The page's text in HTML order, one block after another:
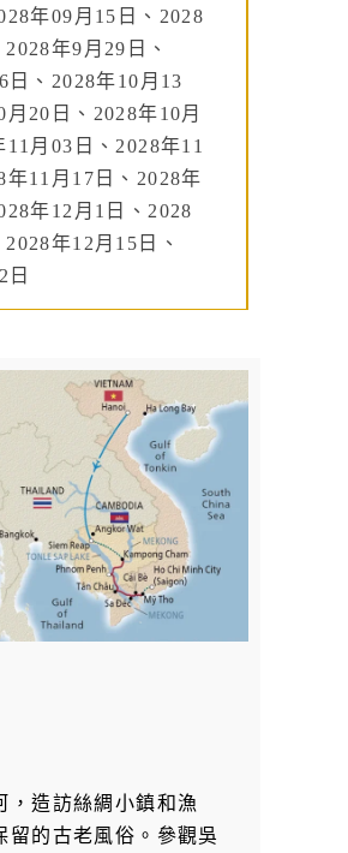
年09月15日、2028
年9月29日、
日、2028年10月13
月20日、2028年10月
月03日、2028年11
年11月17日、2028年
年12月1日、2028
年12月15日、
日
，造訪絲綢小鎮和漁
留的古老風俗。參觀吳